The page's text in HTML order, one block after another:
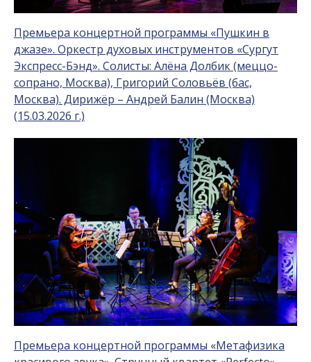
Премьера концертной программы «Пушкин в
джазе». Оркестр духовых инструментов «Сургут
Экспресс-Бэнд». Солисты: Алёна Долбик (меццо-
сопрано, Москва), Григорий Соловьёв (бас,
Москва). Дирижёр – Андрей Балин (Москва)
(15.03.2026 г.)
Премьера концертной программы «Метафизика